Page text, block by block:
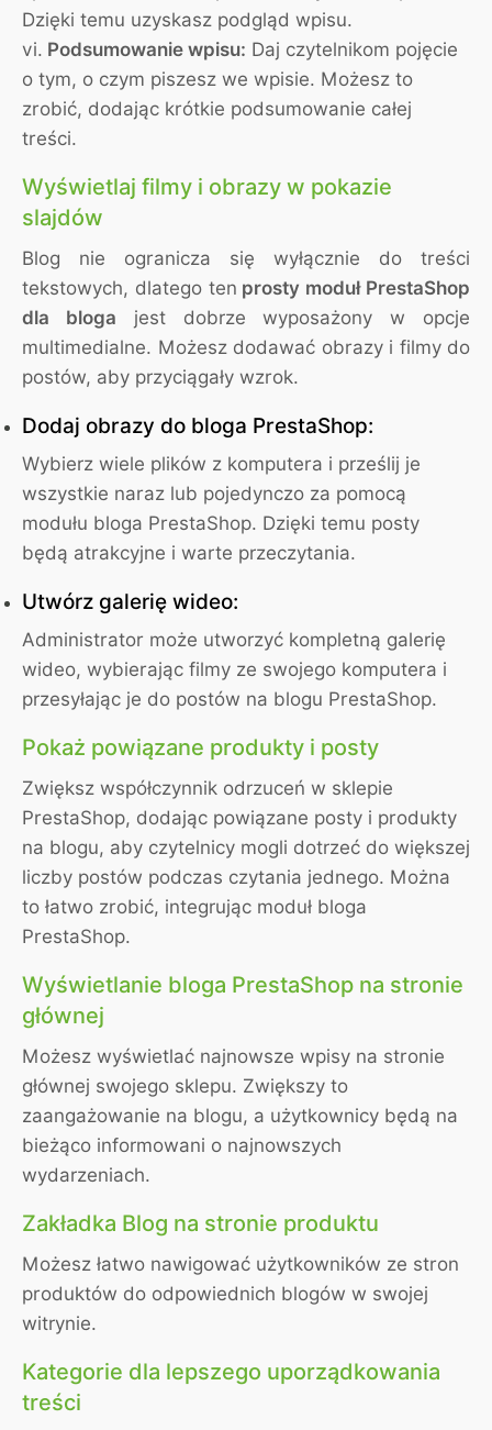
Dzięki temu uzyskasz podgląd wpisu.
vi. Podsumowanie wpisu: Daj czytelnikom pojęcie
o tym, o czym piszesz we wpisie. Możesz to
zrobić, dodając krótkie podsumowanie całej
treści.
Wyświetlaj filmy i obrazy w pokazie
slajdów
Blog nie ogranicza się wyłącznie do treści
tekstowych, dlatego ten prosty moduł PrestaShop
dla bloga jest dobrze wyposażony w opcje
multimedialne. Możesz dodawać obrazy i filmy do
postów, aby przyciągały wzrok.
Dodaj obrazy do bloga PrestaShop:
Wybierz wiele plików z komputera i prześlij je
wszystkie naraz lub pojedynczo za pomocą
modułu bloga PrestaShop. Dzięki temu posty
będą atrakcyjne i warte przeczytania.
Utwórz galerię wideo:
Administrator może utworzyć kompletną galerię
wideo, wybierając filmy ze swojego komputera i
przesyłając je do postów na blogu PrestaShop.
Pokaż powiązane produkty i posty
Zwiększ współczynnik odrzuceń w sklepie
PrestaShop, dodając powiązane posty i produkty
na blogu, aby czytelnicy mogli dotrzeć do większej
liczby postów podczas czytania jednego. Można
to łatwo zrobić, integrując moduł bloga
PrestaShop.
Wyświetlanie bloga PrestaShop na stronie
głównej
Możesz wyświetlać najnowsze wpisy na stronie
głównej swojego sklepu. Zwiększy to
zaangażowanie na blogu, a użytkownicy będą na
bieżąco informowani o najnowszych
wydarzeniach.
Zakładka Blog na stronie produktu
Możesz łatwo nawigować użytkowników ze stron
produktów do odpowiednich blogów w swojej
witrynie.
Kategorie dla lepszego uporządkowania
treści